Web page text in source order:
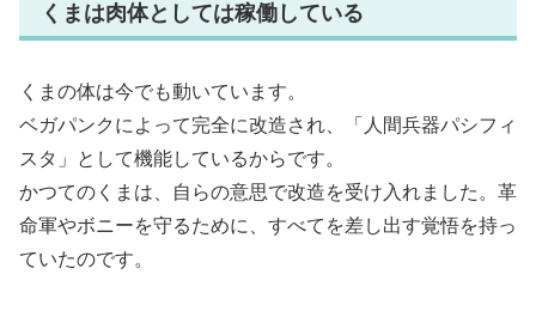
くまは肉体としては稼働している
くまの体は今でも動いています。
ベガパンクによって完全に改造され、「人間兵器パシフィ
スタ」として機能しているからです。
かつてのくまは、自らの意思で改造を受け入れました。革
命軍やボニーを守るために、すべてを差し出す覚悟を持っ
ていたのです。